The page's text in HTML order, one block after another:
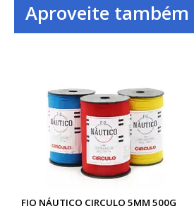
Aproveite também
FIO NÁUTICO CIRCULO 5MM 500G